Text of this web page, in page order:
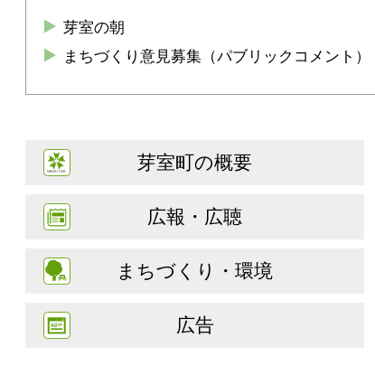
芽室の朝
まちづくり意見募集（パブリックコメント）
芽室町の概要
広報・広聴
まちづくり・環境
広告